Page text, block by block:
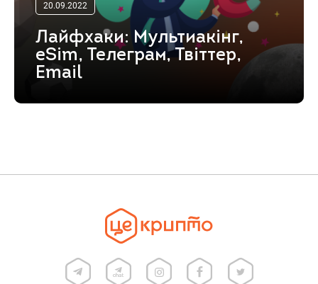
20.09.2022
Лайфхаки: Мультиакінг,
eSim, Телеграм, Твіттер,
Email